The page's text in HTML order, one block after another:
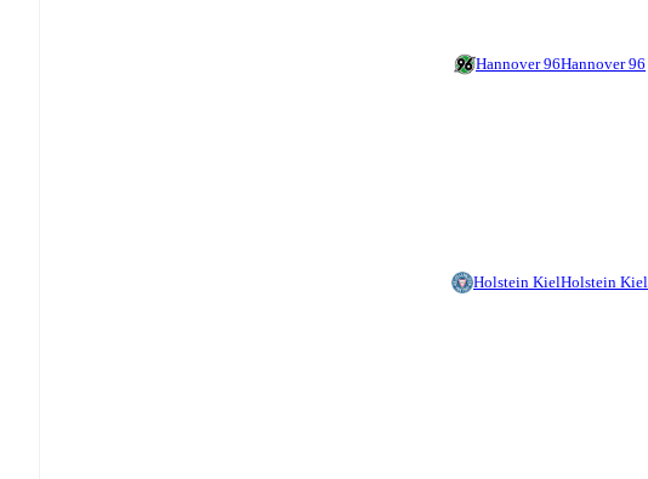
Hannover 96Hannover 96
Holstein KielHolstein Kiel